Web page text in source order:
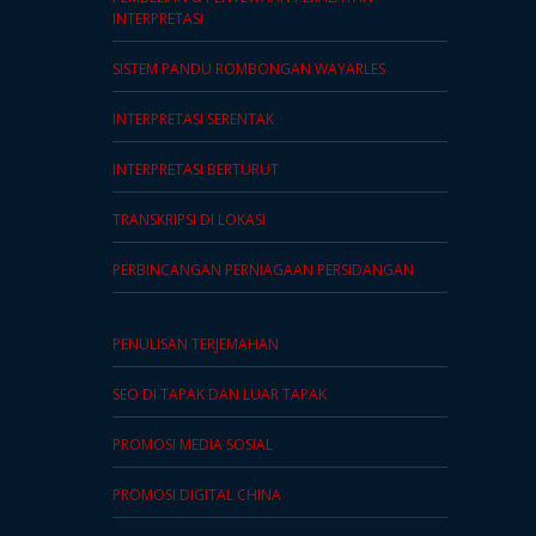
INTERPRETASI
SISTEM PANDU ROMBONGAN WAYARLES
INTERPRETASI SERENTAK
INTERPRETASI BERTURUT
TRANSKRIPSI DI LOKASI
PENULISAN TERJEMAHAN
SEO DI TAPAK DAN LUAR TAPAK
PROMOSI MEDIA SOSIAL